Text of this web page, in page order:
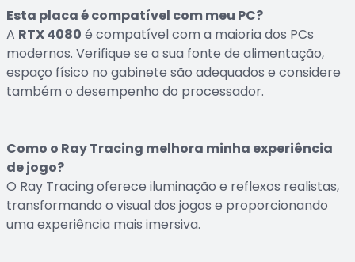
Esta placa é compatível com meu PC?
A RTX 4080 é compatível com a maioria dos PCs
modernos. Verifique se a sua fonte de alimentação,
espaço físico no gabinete são adequados e considere
também o desempenho do processador.
Como o Ray Tracing melhora minha experiência
de jogo?
O Ray Tracing oferece iluminação e reflexos realistas,
transformando o visual dos jogos e proporcionando
uma experiência mais imersiva.